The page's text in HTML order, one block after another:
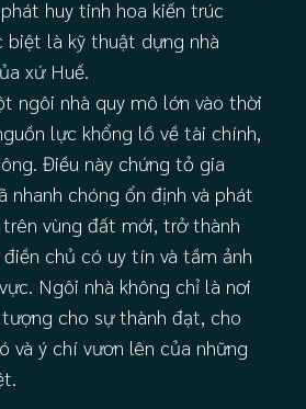
huy tinh hoa kiến trúc
biệt là kỹ thuật dựng nhà
xứ Huế.
ngôi nhà quy mô lớn vào thời
lực khổng lồ về tài chính,
Điều này chứng tỏ gia
nhanh chóng ổn định và phát
vùng đất mới, trở thành
chủ có uy tín và tầm ảnh
Ngôi nhà không chỉ là nơi
cho sự thành đạt, cho
và ý chí vươn lên của những